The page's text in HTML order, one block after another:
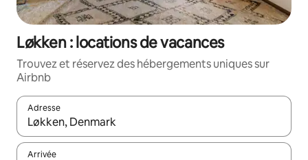
Løkken : locations de vacances
Trouvez et réservez des hébergements uniques sur
Airbnb
Adresse
Lorsque les résultats s'affichent, utilisez les flèches vers le
Arrivée